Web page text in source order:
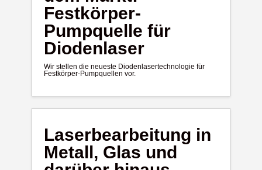
Festkörper-
Pumpquelle für
Diodenlaser
Wir stellen die neueste Diodenlasertechnologie für
Festkörper-Pumpquellen vor.
Laserbearbeitung in
Metall, Glas und